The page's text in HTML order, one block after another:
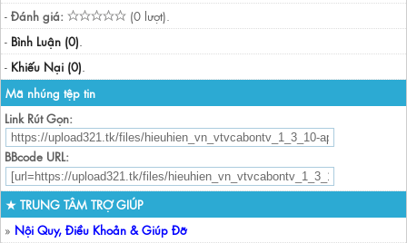
- Đánh giá:
(0 lượt).
- Bình Luận (0).
- Khiếu Nại (0).
Mã nhúng tệp tin
Link Rút Gọn:
BBcode URL:
★ TRUNG TÂM TRỢ GIÚP
» Nội Quy, Điều Khoản & Giúp Đỡ